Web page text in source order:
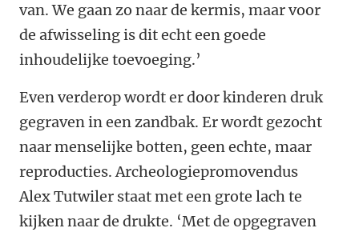
van. We gaan zo naar de kermis, maar voor
de afwisseling is dit echt een goede
inhoudelijke toevoeging.’
Even verderop wordt er door kinderen druk
gegraven in een zandbak. Er wordt gezocht
naar menselijke botten, geen echte, maar
reproducties. Archeologiepromovendus
Alex Tutwiler staat met een grote lach te
kijken naar de drukte. ‘Met de opgegraven